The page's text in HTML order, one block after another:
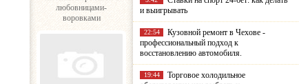
любовницами-
воровками
и выигрывать
22:54
Кузовной ремонт в Чехове -
профессиональный подход к
восстановлению автомобиля.
19:44
Торговое холодильное